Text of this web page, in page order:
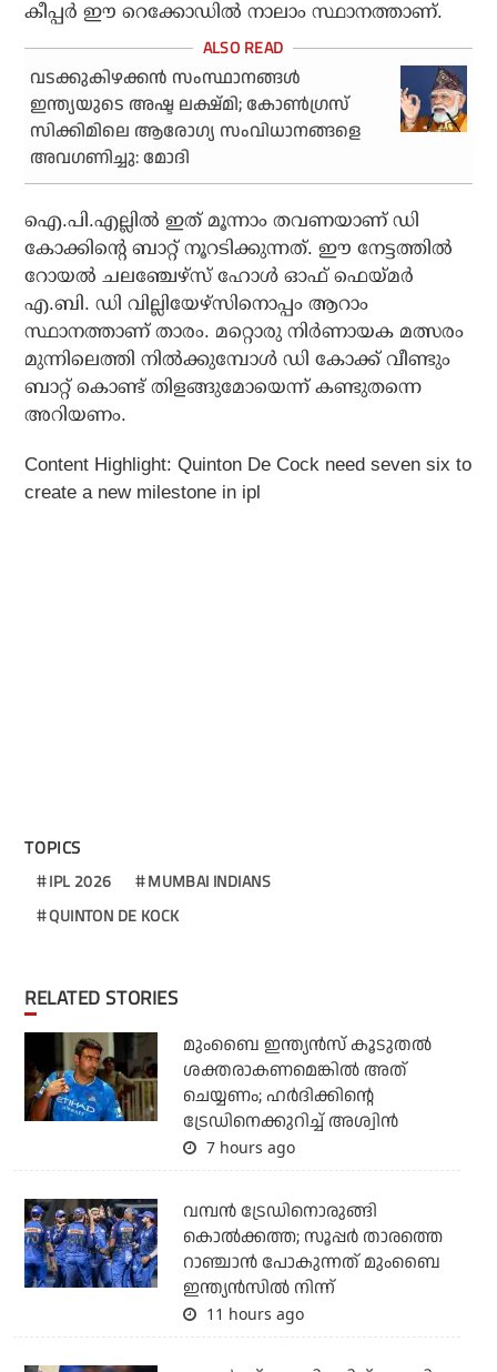
കീപ്പര്‍ ഈ റെക്കോഡില്‍ നാലാം സ്ഥാനത്താണ്.
വടക്കുകിഴക്കന്‍ സംസ്ഥാനങ്ങള്‍
ഇന്ത്യയുടെ അഷ്ട ലക്ഷ്മി; കോണ്‍ഗ്രസ്
സിക്കിമിലെ ആരോഗ്യ സംവിധാനങ്ങളെ
അവഗണിച്ചു: മോദി
ഐ.പി.എല്ലില്‍ ഇത് മൂന്നാം തവണയാണ് ഡി
കോക്കിന്റെ ബാറ്റ് നൂറടിക്കുന്നത്. ഈ നേട്ടത്തില്‍
റോയല്‍ ചലഞ്ചേഴ്സ് ഹോള്‍ ഓഫ് ഫെയ്മര്‍
എ.ബി. ഡി വില്ലിയേഴ്സിനൊപ്പം ആറാം
സ്ഥാനത്താണ് താരം. മറ്റൊരു നിര്‍ണായക മത്സരം
മുന്നിലെത്തി നില്‍ക്കുമ്പോള്‍ ഡി കോക്ക് വീണ്ടും
ബാറ്റ് കൊണ്ട് തിളങ്ങുമോയെന്ന് കണ്ടുതന്നെ
അറിയണം.
Content Highlight: Quinton De Cock need seven six to
create a new milestone in ipl
TOPICS
IPL 2026
MUMBAI INDIANS
QUINTON DE KOCK
RELATED STORIES
മുംബൈ ഇന്ത്യന്‍സ് കൂടുതല്‍
ശക്തരാകണമെങ്കില്‍ അത്
ചെയ്യണം; ഹര്‍ദിക്കിന്റെ
ട്രേഡിനെക്കുറിച്ച് അശ്വിന്‍
7 hours ago
വമ്പന്‍ ട്രേഡിനൊരുങ്ങി
കൊല്‍ക്കത്ത; സൂപ്പര്‍ താരത്തെ
റാഞ്ചാന്‍ പോകുന്നത് മുംബൈ
ഇന്ത്യന്‍സില്‍ നിന്ന്
11 hours ago